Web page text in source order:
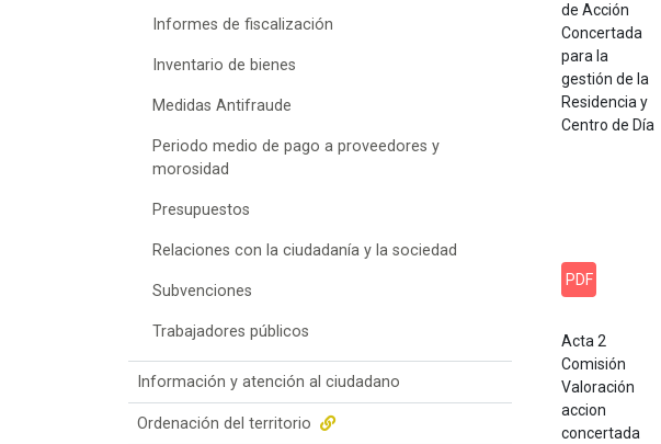
Informes de fiscalización
Inventario de bienes
Medidas Antifraude
Periodo medio de pago a proveedores y
morosidad
Presupuestos
Relaciones con la ciudadanía y la sociedad
Subvenciones
Trabajadores públicos
Información y atención al ciudadano
Ordenación del territorio
de Acción
Concertada
para la
gestión de la
Residencia y
Centro de Día
PDF
Acta 2
Comisión
Valoración
accion
concertada